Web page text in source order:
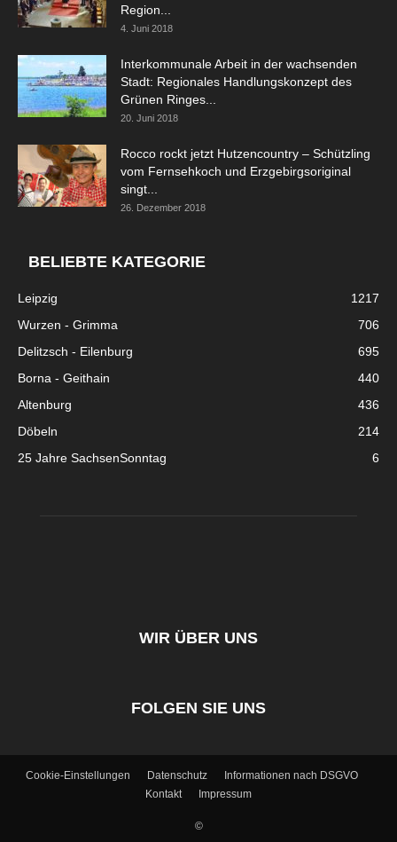
Region...
4. Juni 2018
Interkommunale Arbeit in der wachsenden
Stadt: Regionales Handlungskonzept des
Grünen Ringes...
20. Juni 2018
Rocco rockt jetzt Hutzencountry – Schützling
vom Fernsehkoch und Erzgebirgsoriginal
singt...
26. Dezember 2018
BELIEBTE KATEGORIE
Leipzig
1217
Wurzen - Grimma
706
Delitzsch - Eilenburg
695
Borna - Geithain
440
Altenburg
436
Döbeln
214
25 Jahre SachsenSonntag
6
WIR ÜBER UNS
FOLGEN SIE UNS
Cookie-Einstellungen Datenschutz
Informationen nach DSGVO
Kontakt
Impressum
©